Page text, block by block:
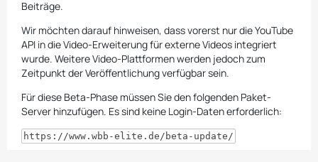
Beiträge.
Wir möchten darauf hinweisen, dass vorerst nur die YouTube
API in die Video-Erweiterung für externe Videos integriert
wurde. Weitere Video-Plattformen werden jedoch zum
Zeitpunkt der Veröffentlichung verfügbar sein.
Für diese Beta-Phase müssen Sie den folgenden Paket-
Server hinzufügen. Es sind keine Login-Daten erforderlich:
https://www.wbb-elite.de/beta-update/